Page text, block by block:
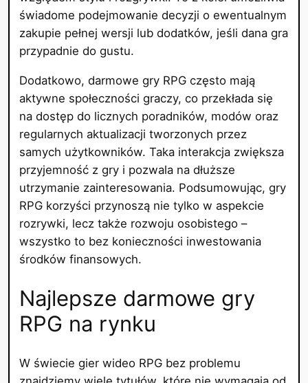
świadome podejmowanie decyzji o ewentualnym
zakupie pełnej wersji lub dodatków, jeśli dana gra
przypadnie do gustu.
Dodatkowo, darmowe gry RPG często mają
aktywne społeczności graczy, co przekłada się
na dostęp do licznych poradników, modów oraz
regularnych aktualizacji tworzonych przez
samych użytkowników. Taka interakcja zwiększa
przyjemność z gry i pozwala na dłuższe
utrzymanie zainteresowania. Podsumowując, gry
RPG korzyści przynoszą nie tylko w aspekcie
rozrywki, lecz także rozwoju osobistego –
wszystko to bez konieczności inwestowania
środków finansowych.
Najlepsze darmowe gry
RPG na rynku
W świecie gier wideo RPG bez problemu